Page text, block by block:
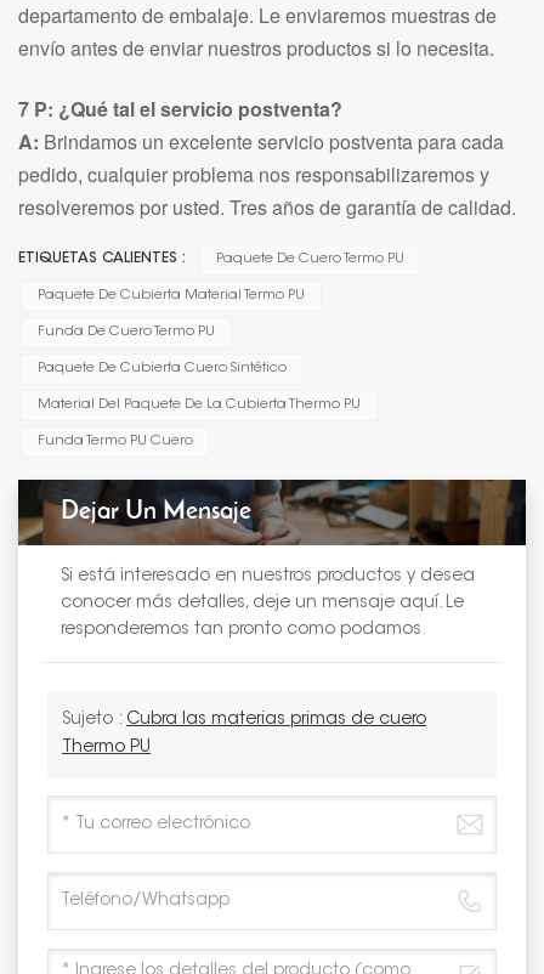
departamento de embalaje. Le enviaremos muestras de
envío antes de enviar nuestros productos si lo necesita.
7 P: ¿Qué tal el servicio postventa?
A: Brindamos un excelente servicio postventa para cada
pedido, cualquier problema nos responsabilizaremos y
resolveremos por usted. Tres años de garantía de calidad.
ETIQUETAS CALIENTES : Paquete De Cuero Termo PU
Paquete De Cubierta Material Termo PU
Funda De Cuero Termo PU
Paquete De Cubierta Cuero Sintético
Material Del Paquete De La Cubierta Thermo PU
Funda Termo PU Cuero
Dejar Un Mensaje
Si está interesado en nuestros productos y desea
conocer más detalles, deje un mensaje aquí. Le
responderemos tan pronto como podamos.
Sujeto : Cubra las materias primas de cuero
Thermo PU